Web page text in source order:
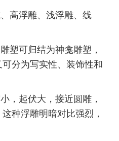
浮雕、浅浮雕、线
可归结为神龛雕塑，
分为写实性、装饰性和
起伏大，接近圆雕，
种浮雕明暗对比强烈，